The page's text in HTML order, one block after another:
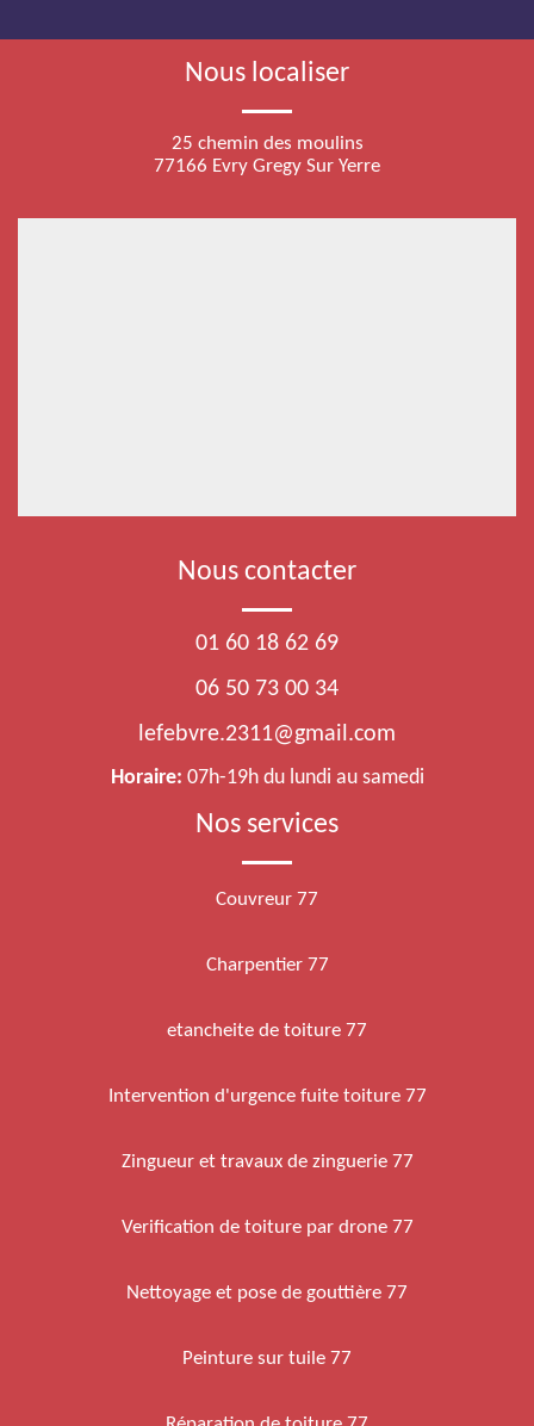
Nous localiser
25 chemin des moulins
77166 Evry Gregy Sur Yerre
Nous contacter
01 60 18 62 69
06 50 73 00 34
lefebvre.2311@gmail.com
Horaire: 07h-19h du lundi au samedi
Nos services
Couvreur 77
Charpentier 77
etancheite de toiture 77
Intervention d'urgence fuite toiture 77
Zingueur et travaux de zinguerie 77
Verification de toiture par drone 77
Nettoyage et pose de gouttière 77
Peinture sur tuile 77